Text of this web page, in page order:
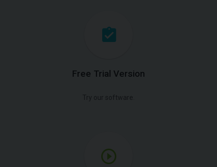
Free Trial Version
Try our software.